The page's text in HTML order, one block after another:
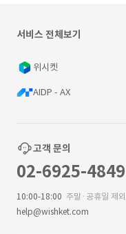
서비스 전체보기
위시켓
AIDP - AX
고객 문의
02-6925-4849
10:00-18:00 주말·공휴일 제외
help@wishket.com